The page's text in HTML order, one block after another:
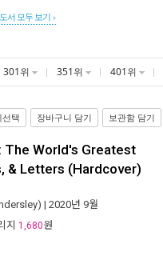
서 모두 보기
301위 351위 401위
선택 장바구니 담기 보관함 담기
The World's Greatest
& Letters (Hardcover)
| 2020년 9월
지 1,680원